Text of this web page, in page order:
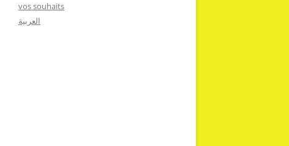
vos souhaits
العربية